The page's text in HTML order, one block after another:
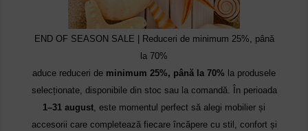
END OF SEASON SALE | Reduceri de minimum 25%, până
la 70%
aduce reduceri de minimum 25%, până la 70% la produsele
selecționate, disponibile din stoc sau la comandă. În perioada
1–31 august, este momentul perfect să alegi mobilier și
accesorii care completează fiecare încăpere cu stil, confort și